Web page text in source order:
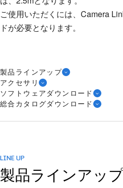
ご使用いただくには、Camera
ドが必要となります。
製品ラインアップ
アクセサリ
ソフトウェアダウンロード
総合カタログダウンロード
LINE UP
製品ラインアッ